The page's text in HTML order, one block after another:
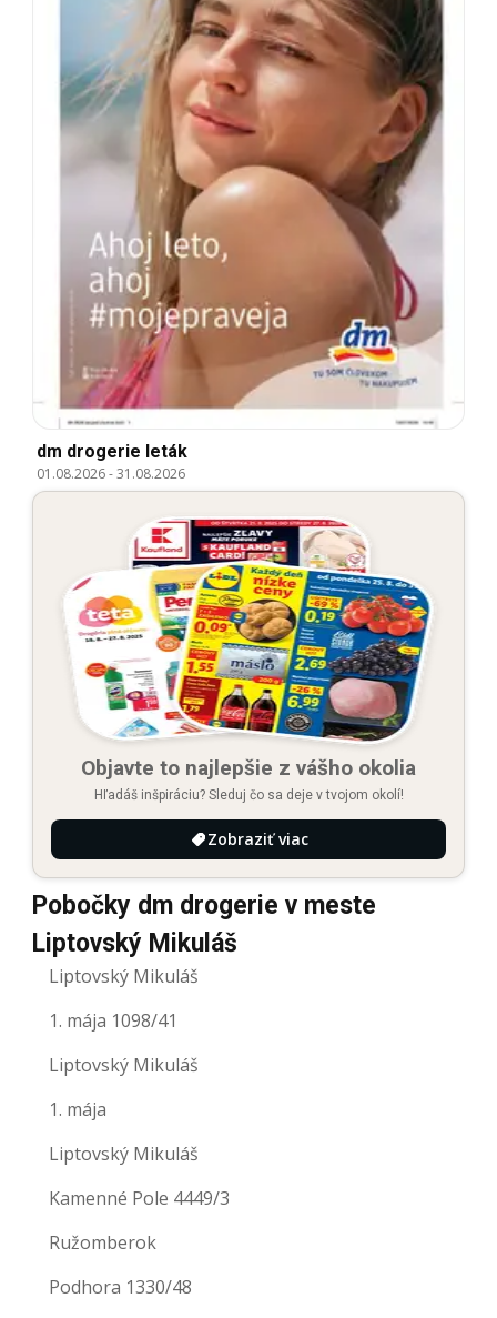
dm drogerie leták
01.08.2026-31.08.2026
Objavte to najlepšie z vášho okolia
Hľadáš inšpiráciu? Sleduj čo sa deje v tvojom okolí!
Zobraziť viac
Pobočky dm drogerie v meste
Liptovský Mikuláš
Liptovský Mikuláš
1. mája 1098/41
Liptovský Mikuláš
1. mája
Liptovský Mikuláš
Kamenné Pole 4449/3
Ružomberok
Podhora 1330/48